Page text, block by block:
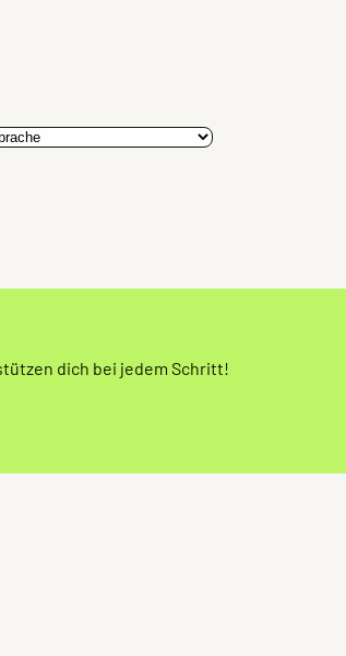
dich bei jedem Schritt!